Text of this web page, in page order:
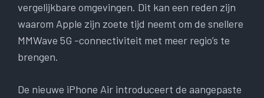
vergelijkbare omgevingen. Dit kan een reden zijn
waarom Apple zijn zoete tijd neemt om de snellere
MMWave 5G -connectiviteit met meer regio’s te
brengen.
De nieuwe iPhone Air introduceert de aangepaste